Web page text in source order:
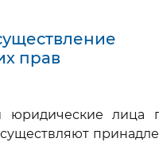
прав
юридические лица